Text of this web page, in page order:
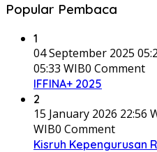
Popular Pembaca
1
04 September 2025
05:33 WIB0 Comment
IFFINA+ 2025
2
15 January 2026 22:56
WIB0 Comment
Kisruh Kepengurusan